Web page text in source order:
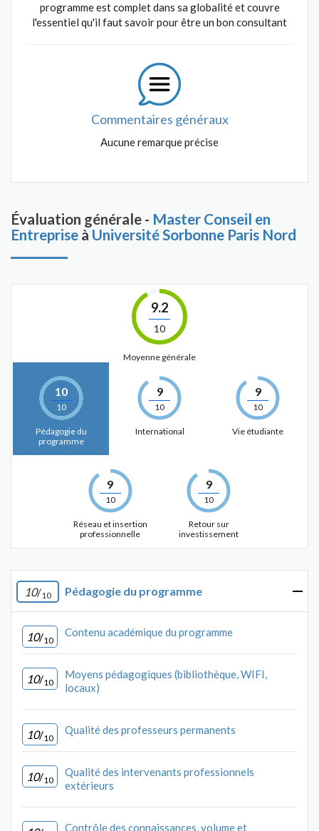
programme est complet dans sa globalité et couvre
l'essentiel qu'il faut savoir pour être un bon consultant
Commentaires généraux
Aucune remarque précise
Évaluation générale - Master Conseil en
Entreprise à Université Sorbonne Paris Nord
9.2
10
Moyenne générale
10
10
Pédagogie du
programme
9
10
International
9
10
Vie étudiante
9
10
Réseau et insertion
professionnelle
9
10
Retour sur
investissement
10/10 Pédagogie du programme
10/10
Contenu académique du programme
10/10
Moyens pédagogiques (bibliothèque, WIFI,
locaux)
10/10
Qualité des professeurs permanents
10/10
Qualité des intervenants professionnels
extérieurs
Contrôle des connaissances, volume et